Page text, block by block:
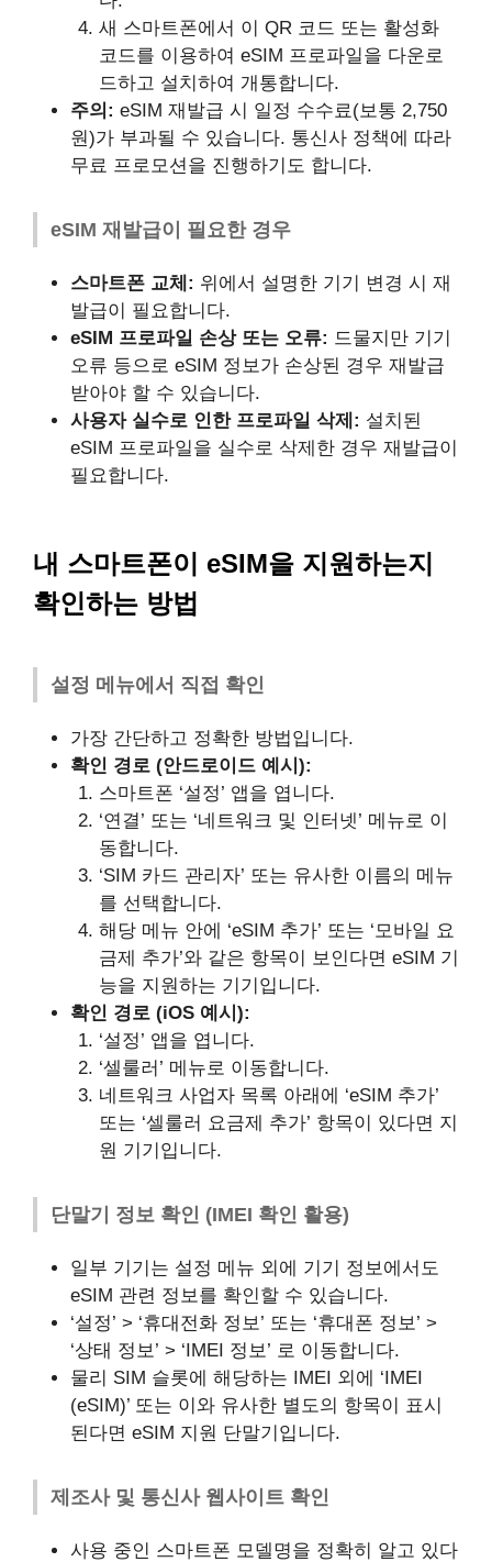
새 스마트폰에서 이 QR 코드 또는 활성화
코드를 이용하여 eSIM 프로파일을 다운로
드하고 설치하여 개통합니다.
주의: eSIM 재발급 시 일정 수수료(보통 2,750
원)가 부과될 수 있습니다. 통신사 정책에 따라
무료 프로모션을 진행하기도 합니다.
eSIM 재발급이 필요한 경우
스마트폰 교체: 위에서 설명한 기기 변경 시 재
발급이 필요합니다.
eSIM 프로파일 손상 또는 오류: 드물지만 기기
오류 등으로 eSIM 정보가 손상된 경우 재발급
받아야 할 수 있습니다.
사용자 실수로 인한 프로파일 삭제: 설치된
eSIM 프로파일을 실수로 삭제한 경우 재발급이
필요합니다.
내 스마트폰이 eSIM을 지원하는지
확인하는 방법
설정 메뉴에서 직접 확인
가장 간단하고 정확한 방법입니다.
확인 경로 (안드로이드 예시):
스마트폰 ‘설정’ 앱을 엽니다.
‘연결’ 또는 ‘네트워크 및 인터넷’ 메뉴로 이
동합니다.
‘SIM 카드 관리자’ 또는 유사한 이름의 메뉴
를 선택합니다.
해당 메뉴 안에 ‘eSIM 추가’ 또는 ‘모바일 요
금제 추가’와 같은 항목이 보인다면 eSIM 기
능을 지원하는 기기입니다.
확인 경로 (iOS 예시):
‘설정’ 앱을 엽니다.
‘셀룰러’ 메뉴로 이동합니다.
네트워크 사업자 목록 아래에 ‘eSIM 추가’
또는 ‘셀룰러 요금제 추가’ 항목이 있다면 지
원 기기입니다.
단말기 정보 확인 (IMEI 확인 활용)
일부 기기는 설정 메뉴 외에 기기 정보에서도
eSIM 관련 정보를 확인할 수 있습니다.
‘설정’ > ‘휴대전화 정보’ 또는 ‘휴대폰 정보’ >
‘상태 정보’ > ‘IMEI 정보’ 로 이동합니다.
물리 SIM 슬롯에 해당하는 IMEI 외에 ‘IMEI
(eSIM)’ 또는 이와 유사한 별도의 항목이 표시
된다면 eSIM 지원 단말기입니다.
제조사 및 통신사 웹사이트 확인
사용 중인 스마트폰 모델명을 정확히 알고 있다